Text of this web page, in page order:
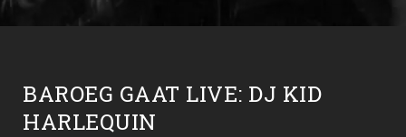
BAROEG GAAT LIVE: DJ KID
HARLEQUIN